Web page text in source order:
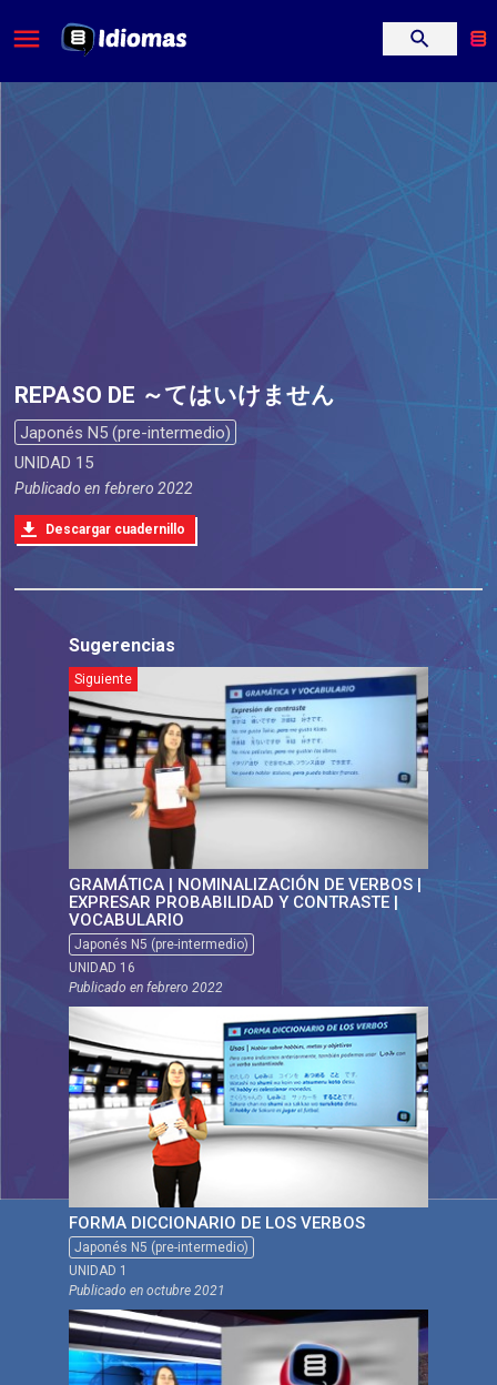
REPASO DE ～てはいけません
Japonés N5 (pre-intermedio)
UNIDAD 15
Publicado en febrero 2022
Descargar cuadernillo
Sugerencias
Siguiente
GRAMÁTICA | NOMINALIZACIÓN DE VERBOS |
EXPRESAR PROBABILIDAD Y CONTRASTE |
VOCABULARIO
Japonés N5 (pre-intermedio)
UNIDAD 16
Publicado enfebrero 2022
FORMA DICCIONARIO DE LOS VERBOS
Japonés N5 (pre-intermedio)
UNIDAD 1
Publicado enoctubre 2021